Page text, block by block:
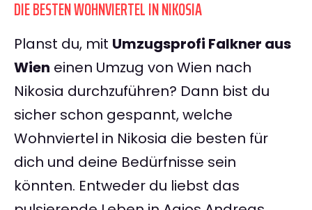
DIE BESTEN WOHNVIERTEL IN NIKOSIA
Planst du, mit Umzugsprofi Falkner aus
Wien einen Umzug von Wien nach
Nikosia durchzuführen? Dann bist du
sicher schon gespannt, welche
Wohnviertel in Nikosia die besten für
dich und deine Bedürfnisse sein
könnten. Entweder du liebst das